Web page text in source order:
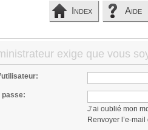
Index Aide
exige que vous
passe:
J’ai oublié mon
Renvoyer l’e-